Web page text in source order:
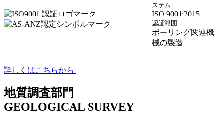
ステム
ISO 9001:2015
認証範囲
ボーリング関連機
械の製造
詳しくはこちらから
地質調査部門
GEOLOGICAL SURVEY